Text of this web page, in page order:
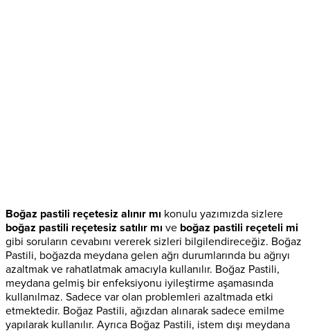
Boğaz pastili reçetesiz alınır mı konulu yazımızda sizlere
boğaz pastili reçetesiz satılır mı ve boğaz pastili reçeteli mi
gibi soruların cevabını vererek sizleri bilgilendireceğiz. Boğaz
Pastili, boğazda meydana gelen ağrı durumlarında bu ağrıyı
azaltmak ve rahatlatmak amacıyla kullanılır. Boğaz Pastili,
meydana gelmiş bir enfeksiyonu iyileştirme aşamasında
kullanılmaz. Sadece var olan problemleri azaltmada etki
etmektedir. Boğaz Pastili, ağızdan alınarak sadece emilme
yapılarak kullanılır. Ayrıca Boğaz Pastili, istem dışı meydana